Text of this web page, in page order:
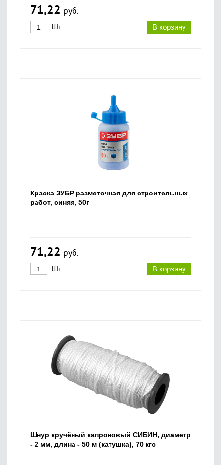
71,22 руб.
В корзину
Шт.
Краска ЗУБР разметочная для строительных
работ, синяя, 50г
71,22 руб.
В корзину
Шт.
Шнур кручёный капроновый СИБИН, диаметр
- 2 мм, длина - 50 м (катушка), 70 кгс